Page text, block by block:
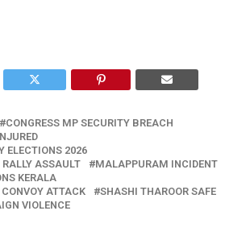
CONGRESS MP SECURITY BREACH
ELECTIONS 2026
ASSAULT
MALAPPURAM INCIDENT
KERALA
ATTACK
SHASHI THAROOR SAFE
VIOLENCE